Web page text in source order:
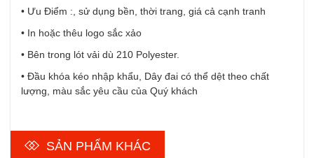
• Ưu Điểm :, sử dụng bền, thời trang, giá cả cạnh tranh
• In hoặc thêu logo sắc xảo
• Bên trong lót vải dù 210 Polyester.
• Đầu khóa kéo nhập khẩu, Dây đai có thể dệt theo chất
lượng, màu sắc yêu cầu của Quý khách
SẢN PHẨM KHÁC